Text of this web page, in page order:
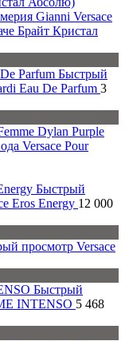
Gianni Versace
Брайт Кристал
Быстрый
Eau De Parfum 3
Versace Pour
Быстрый
Eros Energy 12 000
просмотр Versace
Быстрый
INTENSO 5 468